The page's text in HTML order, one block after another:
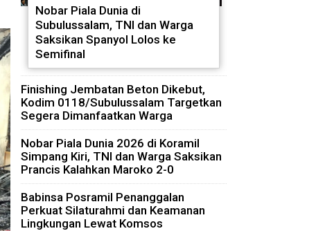
Nobar Piala Dunia di
Subulussalam, TNI dan Warga
Saksikan Spanyol Lolos ke
Semifinal
Finishing Jembatan Beton Dikebut,
Kodim 0118/Subulussalam Targetkan
Segera Dimanfaatkan Warga
Nobar Piala Dunia 2026 di Koramil
Simpang Kiri, TNI dan Warga Saksikan
Prancis Kalahkan Maroko 2-0
Babinsa Posramil Penanggalan
Perkuat Silaturahmi dan Keamanan
Lingkungan Lewat Komsos